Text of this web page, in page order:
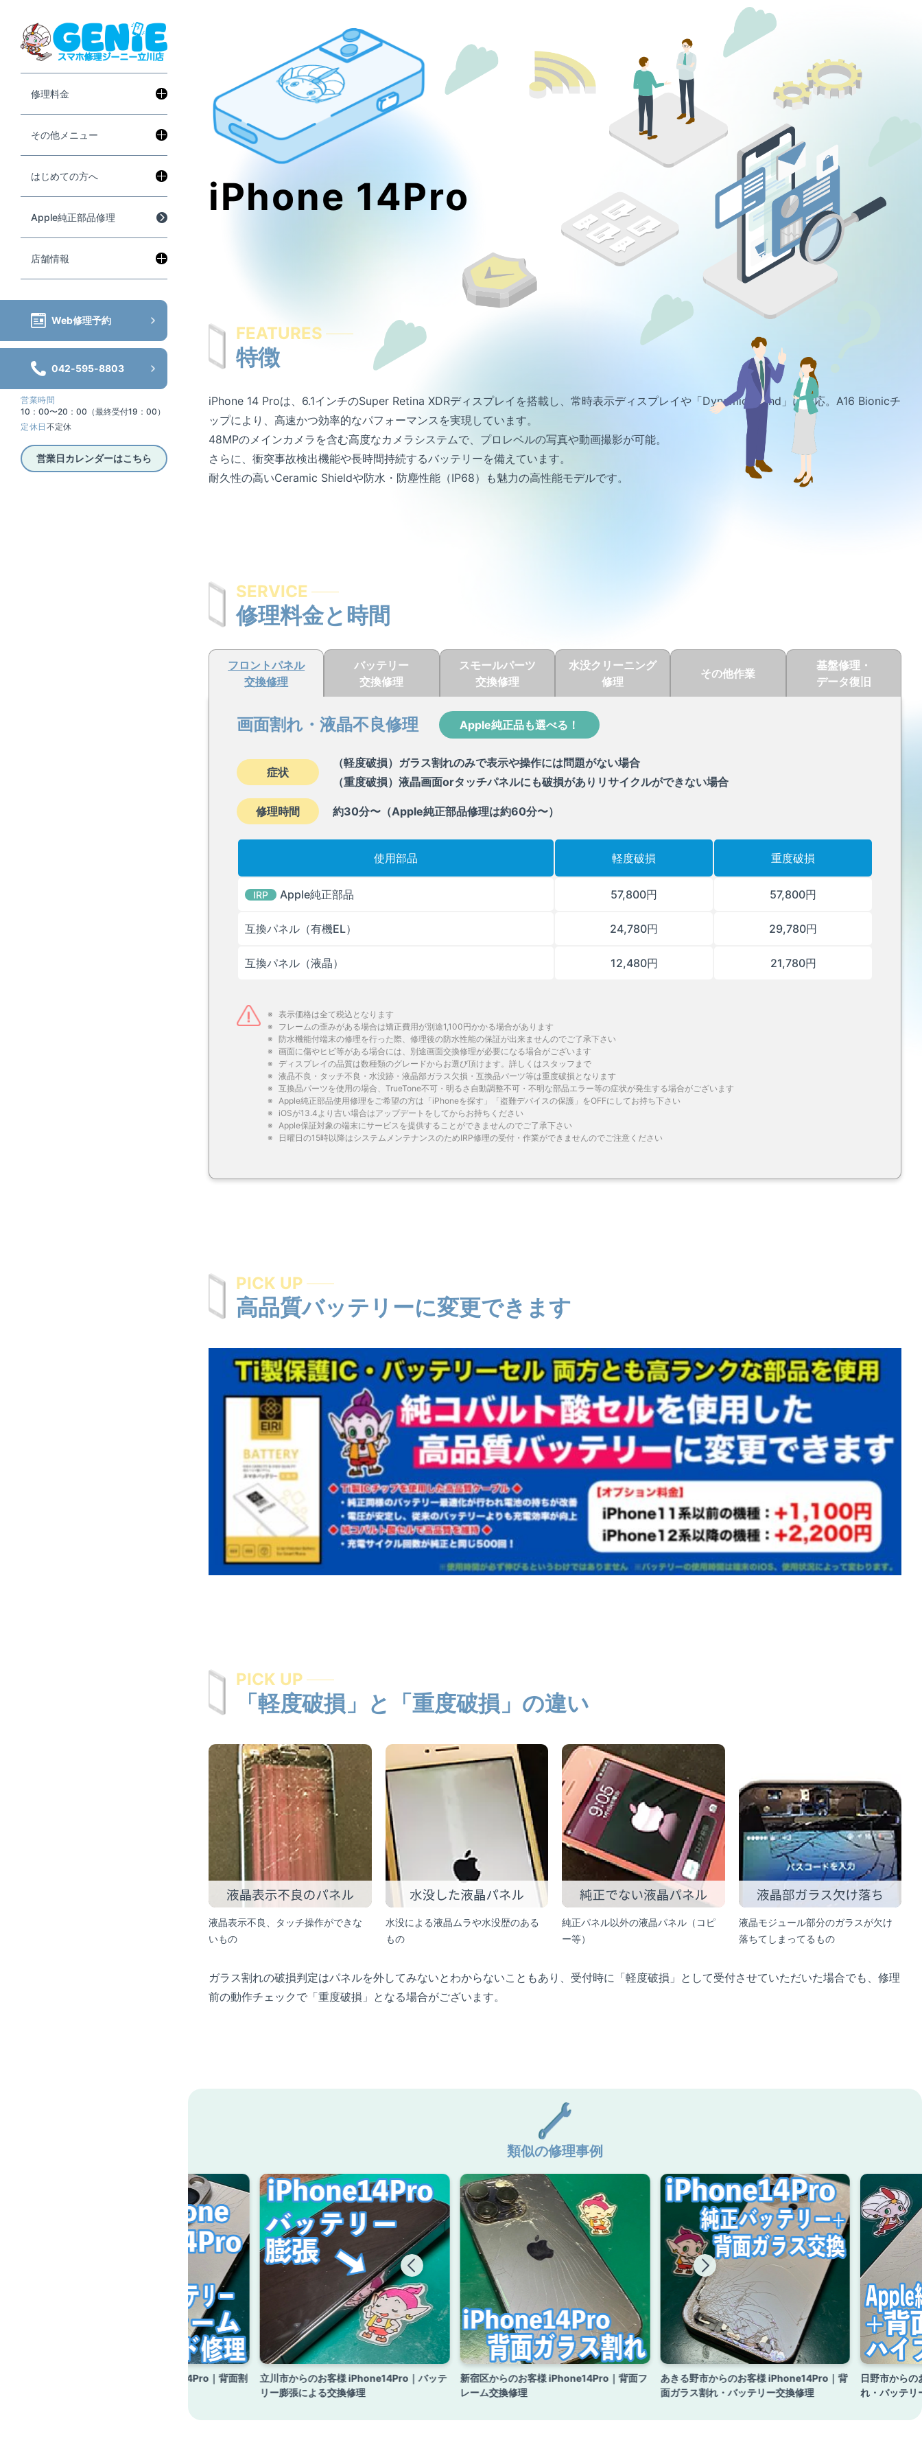
修理料金
その他メニュー
はじめての方へ
Apple純正部品修理
店舗情報
Web修理予約
042-595-8803
営業時間
10：00〜20：00（最終受付19：00）
定休日 不定休
営業日カレンダーはこちら
iPhone 14Pro
FEATURES
特徴
iPhone 14 Proは、6.1インチのSuper Retina XDRディスプレイを搭載し、常時表示ディスプレイや「Dynamic Island」に対応。A16 Bionicチ
ップにより、高速かつ効率的なパフォーマンスを実現しています。
48MPのメインカメラを含む高度なカメラシステムで、プロレベルの写真や動画撮影が可能。
さらに、衝突事故検出機能や長時間持続するバッテリーを備えています。
耐久性の高いCeramic Shieldや防水・防塵性能（IP68）も魅力の高性能モデルです。
SERVICE
修理料金と時間
フロントパネル
交換修理
バッテリー
交換修理
スモールパーツ
交換修理
水没クリーニング
修理
その他作業
基盤修理・
データ復旧
画面割れ・液晶不良修理 Apple純正品も選べる！
症状
（軽度破損）ガラス割れのみで表示や操作には問題がない場合
（重度破損）液晶画面orタッチパネルにも破損がありリサイクルができない場合
修理時間 約30分〜（Apple純正部品修理は約60分〜）
使用部品 軽度破損 重度破損
IRP Apple純正部品 57,800円 57,800円
互換パネル（有機EL） 24,780円 29,780円
互換パネル（液晶） 12,480円 21,780円
表示価格は全て税込となります
フレームの歪みがある場合は矯正費用が別途1,100円かかる場合があります
防水機能付端末の修理を行った際、修理後の防水性能の保証が出来ませんのでご了承下さい
画面に傷やヒビ等がある場合には、別途画面交換修理が必要になる場合がございます
ディスプレイの品質は数種類のグレードからお選び頂けます。詳しくはスタッフまで
液晶不良・タッチ不良・水没跡・液晶部ガラス欠損・互換品パーツ等は重度破損となります
互換品パーツを使用の場合、TrueTone不可・明るさ自動調整不可・不明な部品エラー等の症状が発生する場合がございます
Apple純正部品使用修理をご希望の方は「iPhoneを探す」「盗難デバイスの保護」をOFFにしてお持ち下さい
iOSが13.4より古い場合はアップデートをしてからお持ちください
Apple保証対象の端末にサービスを提供することができませんのでご了承下さい
日曜日の15時以降はシステムメンテナンスのためIRP修理の受付・作業ができませんのでご注意ください
PICK UP
高品質バッテリーに変更できます
PICK UP
「軽度破損」と「重度破損」の違い
液晶表示不良、タッチ操作ができな
いもの
水没による液晶ムラや水没歴のある
もの
純正パネル以外の液晶パネル（コピ
ー等）
液晶モジュール部分のガラスが欠け
落ちてしまってるもの
ガラス割れの破損判定はパネルを外してみないとわからないこともあり、受付時に「軽度破損」として受付させていただいた場合でも、修理
前の動作チェックで「重度破損」となる場合がございます。
類似の修理事例
日野市からのお客様 iPhone14Pro｜背面割
立川市からのお客様 iPhone14Pro｜バッテ
リー膨張による交換修理
新宿区からのお客様 iPhone14Pro｜背面フ
レーム交換修理
あきる野市からのお客様 iPhone14Pro｜背
面ガラス割れ・バッテリー交換修理
日野市から
れ・バッテリ